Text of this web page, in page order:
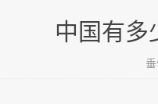
中国有多
垂